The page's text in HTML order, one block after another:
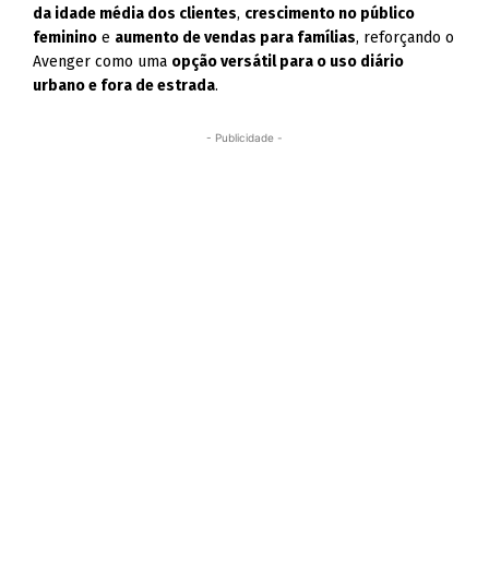
da idade média dos clientes, crescimento no público
feminino e aumento de vendas para famílias, reforçando o
Avenger como uma opção versátil para o uso diário
urbano e fora de estrada.
- Publicidade -